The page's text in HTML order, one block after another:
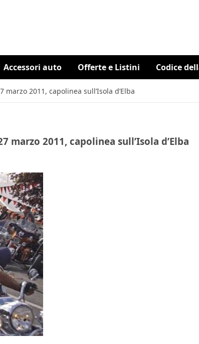
Accessori auto Offerte e Listini Codice
2011, capolinea sull’Isola d’Elba
2011, capolinea sull’Isola d’Elba